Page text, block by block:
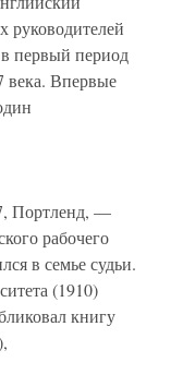
руководителей
первый период
века. Впервые
Портленд, —
рабочего
в семье судьи.
(1910)
книгу